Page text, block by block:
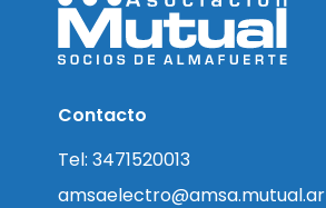
Contacto
Tel: 3471520013
amsaelectro@amsa.mutual.ar